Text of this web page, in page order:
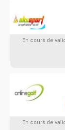
En cours de
En cours de